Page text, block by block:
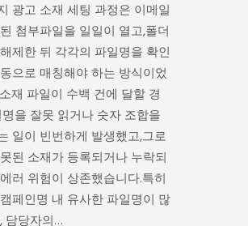
광고 소재 세팅 과정은 이메일
첨부파일을 일일이 열고,폴더
제한 뒤 각각의 파일명을 확인
으로 매칭해야 하는 방식이었
재 파일이 수백 건에 달할 경
을 잘못 읽거나 숫자 조합을
일이 빈번하게 발생했고,그로
된 소재가 등록되거나 누락되
러 위험이 상존했습니다.특히
페인명 내 유사한 파일명이 많
담당자의…